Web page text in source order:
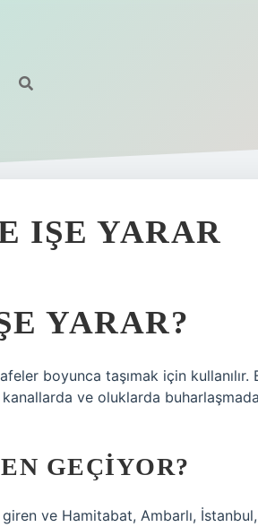
IŞE YARAR
YARAR?
boyunca taşımak için kullanılır.
ve oluklarda
GEÇIYOR?
giren ve Hamitabat, Ambarlı,